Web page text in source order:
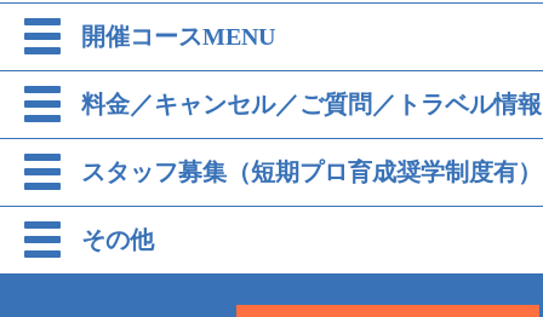
開催コースMENU
料金／キャンセル／ご質問／トラベル情報
スタッフ募集（短期プロ育成奨学制度有）
その他